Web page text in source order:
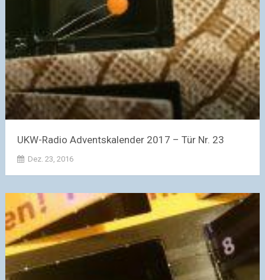
UKW-Radio Adventskalender 2017 – Tür Nr. 23
Dez. 23, 2016